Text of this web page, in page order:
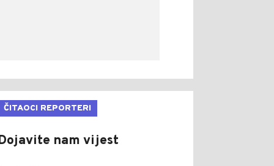
ČITAOCI REPORTERI
nam vijest